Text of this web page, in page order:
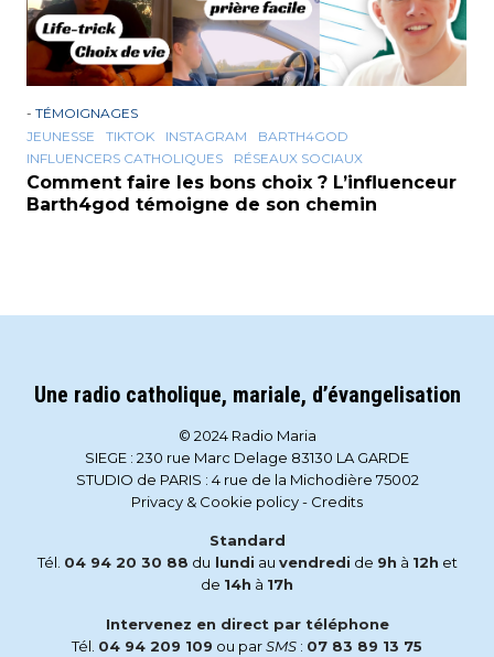
- TÉMOIGNAGES
JEUNESSE
TIKTOK INSTAGRAM
BARTH4GOD
INFLUENCERS CATHOLIQUES
RÉSEAUX SOCIAUX
Comment faire les bons choix ? L’influenceur
Barth4god témoigne de son chemin
Une radio catholique, mariale, d’évangelisation
© 2024 Radio Maria
SIEGE : 230 rue Marc Delage 83130 LA GARDE
STUDIO de PARIS : 4 rue de la Michodière 75002
Privacy & Cookie policy- Credits
Standard
Tél. 04 94 20 30 88 du lundi au vendredi de 9h à 12h et
de 14h à 17h
Intervenez en direct par téléphone
Tél. 04 94 209 109 ou parSMS : 07 83 89 13 75